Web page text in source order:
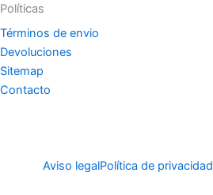
Políticas
Términos de envio
Devoluciones
Sitemap
Contacto
Aviso legalPolítica de privacidad